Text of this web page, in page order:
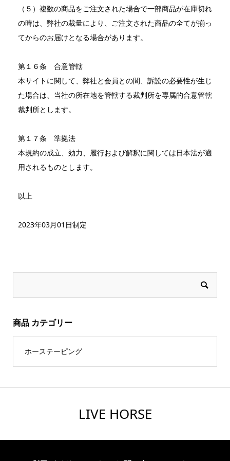
（５）複数の商品をご注文された場合で一部商品が在庫切れ
の時は、弊社の裁量により、ご注文された商品の全てが揃っ
てからのお届けとなる場合があります。
第１６条 合意管轄
本サイトに関して、弊社と会員との間、訴訟の必要性が生じ
た場合は、当社の所在地を管轄する裁判所を専属的合意管轄
裁判所とします。
第１７条 準拠法
本規約の成立、効力、履行および解釈に関しては日本法が適
用されるものとします。
以上
2023年03月01日制定
商品 カテゴリー
ホーステーピング
LIVE HORSE